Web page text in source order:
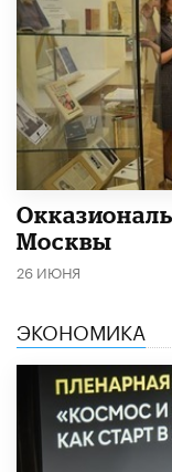
Москвы
26 ИЮНЯ
ЭКОНОМИКА